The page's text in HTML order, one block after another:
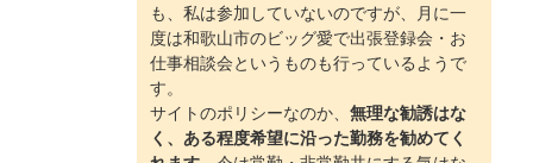
も、私は参加していないのですが、月に一
度は和歌山市のビッグ愛で出張登録会・お
仕事相談会というものも行っているようで
す。
サイトのポリシーなのか、 無理な勧誘はな
く、ある程度希望に沿った勤務を勧めてく